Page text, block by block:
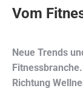
Vom
Neue Trends
Richtung